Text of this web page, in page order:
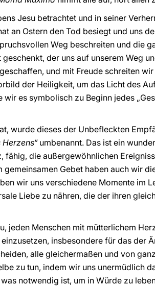
Jesu betrachtet und in seiner
an Ostern den Tod besiegt und uns
Weg beschreiten und die
der uns auf unserem Weg
und mit Freude schreiten
der Heiligkeit, um das Licht des
es symbolisch zu Beginn jedes
wurde dieses der Unbefleckten
umbenannt. Das ist ein
fähig, die außergewöhnlichen
gemeinsamen Gebet haben auch wir
wir uns verschiedene Momente im
Liebe zu nähren, die der ihren
jeden Menschen mit mütterlichem
insbesondere für das der
alle gleichermaßen und von
zu tun, indem wir uns unermüdlich
notwendig ist, um in Würde zu